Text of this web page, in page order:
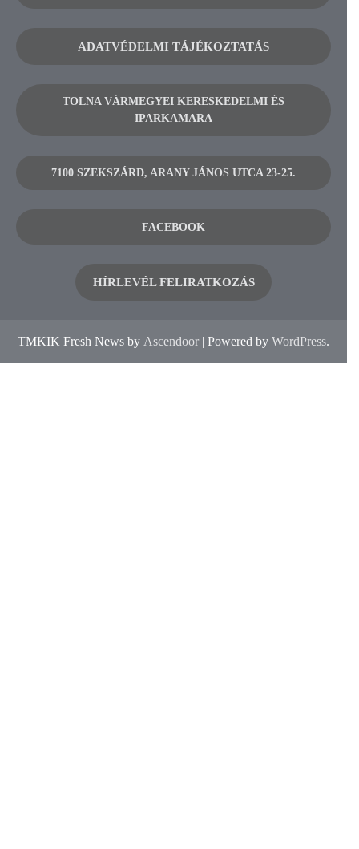
ADATVÉDELMI TÁJÉKOZTATÁS
TOLNA VÁRMEGYEI KERESKEDELMI ÉS
IPARKAMARA
7100 SZEKSZÁRD, ARANY JÁNOS UTCA 23-25.
FACEBOOK
HÍRLEVÉL FELIRATKOZÁS
TMKIK Fresh News by Ascendoor | Powered by WordPress.